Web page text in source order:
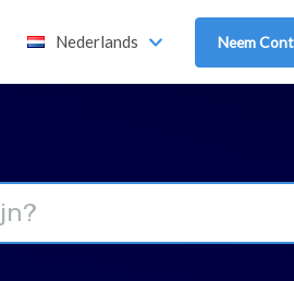
Nederlands Neem